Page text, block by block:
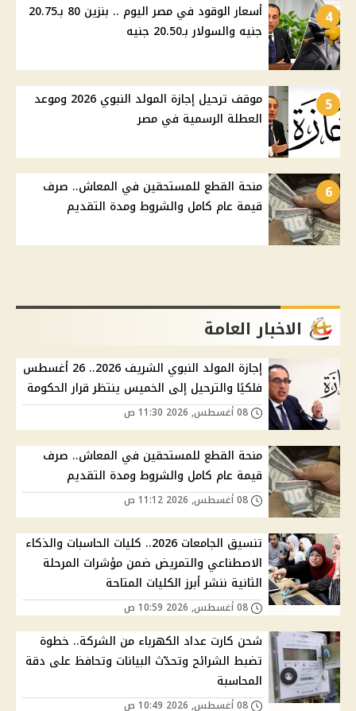
4
أسعار الوقود في مصر اليوم .. بنزين 80 بـ20.75
جنيه والسولار بـ20.50 جنيه
5
موقف ترحيل إجازة المولد النبوي 2026 وموعد
العطلة الرسمية في مصر
6
منحة القطع للمستحقين في المعاش.. صرف
قيمة عام كامل والشروط ومدة التقديم
الاخبار العامة
إجازة المولد النبوي الشريف 2026.. 26 أغسطس
فلكيًا والترحيل إلى الخميس ينتظر قرار الحكومة
منحة القطع للمستحقين في المعاش.. صرف
قيمة عام كامل والشروط ومدة التقديم
تنسيق الجامعات 2026.. كليات الحاسبات والذكاء
الاصطناعي والتمريض ضمن مؤشرات المرحلة
الثانية ننشر أبرز الكليات المتاحة
شحن كارت عداد الكهرباء من الشركة.. خطوة
تضبط الشرائح وتحدّث البيانات وتحافظ على دقة
المحاسبة